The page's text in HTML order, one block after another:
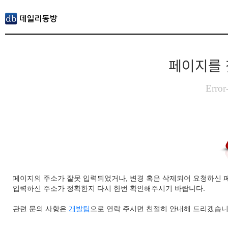
페이지를
페이지의 주소가 잘못 입력되었거나, 변경 혹은 삭제되어 요청하신
입력하신 주소가 정확한지 다시 한번 확인해주시기 바랍니다.
관련 문의 사항은 개발팀 으로 연락 주시면 친절히 안내해 드리겠습